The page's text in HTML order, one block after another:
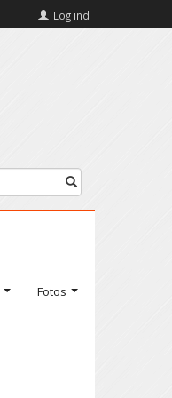
Log ind
Fotos